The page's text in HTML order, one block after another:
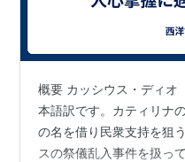
概要 カッシウス・ディ
本語訳です。カティリナ
の名を借り民衆支持を狙
スの祭儀乱入事件を扱っ